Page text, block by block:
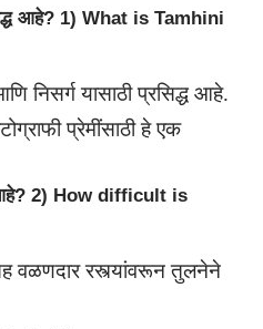
आहे? 1) What is Tamhini
निसर्ग यासाठी प्रसिद्ध आहे.
प्रेमींसाठी हे एक
आहे? 2) How difficult is
वळणदार रस्त्यांवरून तुलनेने